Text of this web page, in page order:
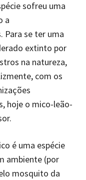
sofreu uma
a
Para se ter uma
extinto por
na natureza,
com os
hoje o mico-leão-
é uma espécie
ambiente (por
mosquito da